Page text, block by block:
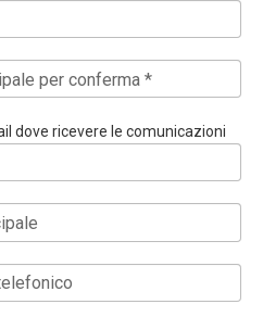
per conferma *
dove ricevere le comunicazioni